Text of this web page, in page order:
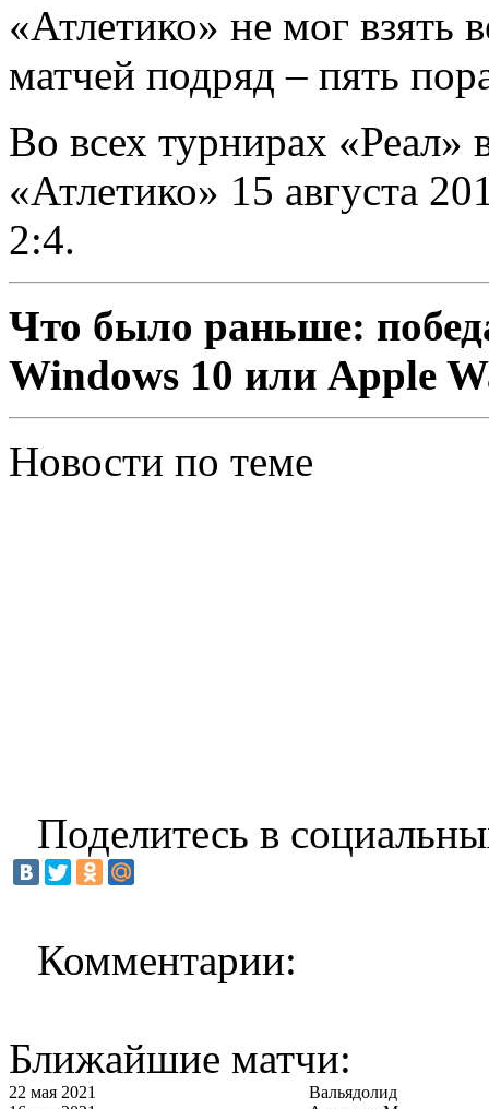
«Атлетико» не мог взять
матчей подряд – пять
Во всех турнирах «Реал»
«Атлетико» 15 августа
2:4.
Что было раньше:
Windows 10 или Apple
Новости по теме
Поделитесь в
Комментарии:
Ближайшие матчи:
22 мая 2021
Вальядолид